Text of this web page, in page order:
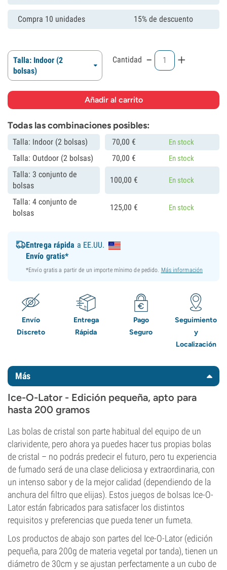
Compra 10 unidades 15% de descuento
Talla: Indoor (2
bolsas)
Cantidad - +
Todas las combinaciones posibles:
Talla: Indoor (2 bolsas) 70,00 € En stock
Talla: Outdoor (2 bolsas) 70,00 € En stock
Talla: 3 conjunto de
bolsas
100,00 € En stock
Talla: 4 conjunto de
bolsas
125,00 € En stock
Entrega rápida a EE.UU.
Envío gratis*
*Envío gratis a partir de un importe mínimo de pedido. Más información
Envío
Discreto
Entrega
Rápida
Pago
Seguro
Seguimiento
y
Localización
Más
Ice-O-Lator - Edición pequeña, apto para
hasta 200 gramos
Las bolas de cristal son parte habitual del equipo de un
clarividente, pero ahora ya puedes hacer tus propias bolas
de cristal – no podrás predecir el futuro, pero tu experiencia
de fumado será de una clase deliciosa y extraordinaria, con
un intenso sabor y de la mejor calidad (dependiendo de la
anchura del filtro que elijas). Estos juegos de bolsas Ice-O-
Lator están fabricados para satisfacer los distintos
requisitos y preferencias que pueda tener un fumeta.
Los productos de abajo son partes del Ice-O-Lator (edición
pequeña, para 200g de materia vegetal por tanda), tienen un
diámetro de 30cm y se ajustan perfectamente a un cubo de